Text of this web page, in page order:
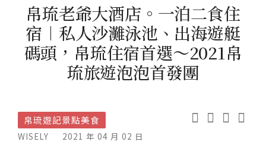
帛琉老爺大酒店。一泊二食住
宿︱私人沙灘泳池、出海遊艇
碼頭，帛琉住宿首選～2021帛
琉旅遊泡泡首發團
帛琉遊記景點美食
WISELY 2021 年 04 月 02 日